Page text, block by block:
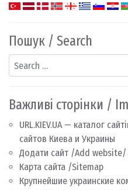
Пошук / Search
Search
Важливі сторінки /
URL.KIEV.UA — каталог
сайтов Киева и Украины
Додати сайт /Add website/
Карта сайта /Sitemap
Крупнейшие украинские